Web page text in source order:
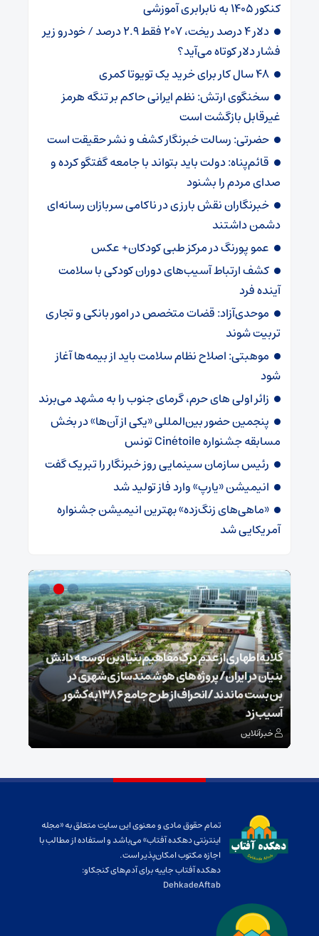
کنکور ۱۴۰۵ به نابرابری آموزشی
دلار ۴ درصد ریخت، ۲۰۷ فقط ۲.۹ درصد / خودرو زیر
فشار دلار کوتاه می‌آید؟
۴۸ سال کار برای خرید یک تویوتا کمری
سخنگوی ارتش: نظم ایرانی حاکم بر تنگه هرمز
غیرقابل بازگشت است
حضرتی: رسالت خبرنگار کشف و نشر حقیقت است
قائم‌پناه: دولت باید بتواند با جامعه گفتگو کرده و
صدای مردم را بشنود
خبرنگاران نقش بارزی در ناکامی سربازان رسانه‌ای
دشمن داشتند
عمو پورنگ در مرکز طبی کودکان+ عکس
کشف ارتباط آسیب‌های دوران کودکی با سلامت
آینده فرد
موحدی‌آزاد: قضات متخصص در امور بانکی و تجاری
تربیت شوند
موهبتی: اصلاح نظام سلامت باید از بیمه‌ها آغاز
شود
زائر اولی های حرم، گرمای جنوب را به مشهد می‌برند
پنجمین حضور بین‌المللی «یکی از آن‌ها» در بخش
مسابقه جشنواره Cinétoile تونس
رئیس سازمان سینمایی روز خبرنگار را تبریک گفت
انیمیشن «یارپ» وارد فاز تولید شد
«ماهی‌های زنگ‌زده» بهترین انیمیشن جشنواره
آمریکایی شد
گلایه اطهاری از عدم درک مفاهیم بنیادین توسعه دانش
بنیان در ایران/ پروژه‌های هوشمندسازی شهری در
بن‌بست ماندند/انحراف از طرح جامع ۱۳۸۶ به کشور
آسیب زد
خبرآنلاین
تمام حقوق مادی و معنوی این سایت متعلق به «مجله
اینترنتی دهکده آفتاب» می‌باشد و استفاده از مطالب با
اجازه مکتوب امکان‌پذیر است.
دهکده آفتاب جاییه برای آدم‌های کنجکاو:
DehkadeAftab